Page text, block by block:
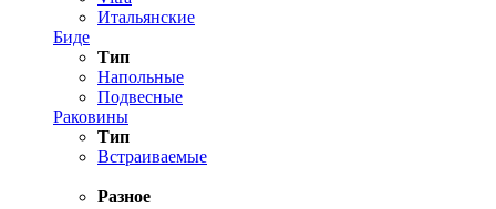
Итальянские
Биде
Тип
Напольные
Подвесные
Раковины
Тип
Встраиваемые
Разное